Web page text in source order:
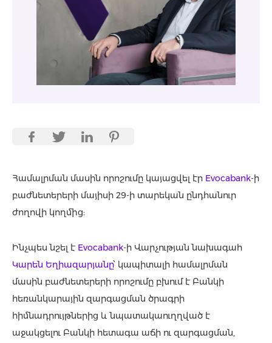
Համալրման մասին որոշումը կայացվել էր Evocabank-ի
բաժնետերերի մայիսի 29-ի տարեկան ընդհանուր
ժողովի կողմից:
Ինչպես նշել է Evocabank-ի Վարչության նախագահ
Կարեն Եղիազարյանը՝ կապիտալի համալրման
մասին բաժնետերերի որոշումը բխում է Բանկի
հեռանկարային զարգացման ծրագրի
հիմնադրույթներից և նպատակաուղղված է
աջակցելու Բանկի հետագա աճի ու զարգացման,